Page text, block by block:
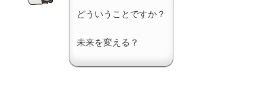
どういうことですか？
未来を変える？